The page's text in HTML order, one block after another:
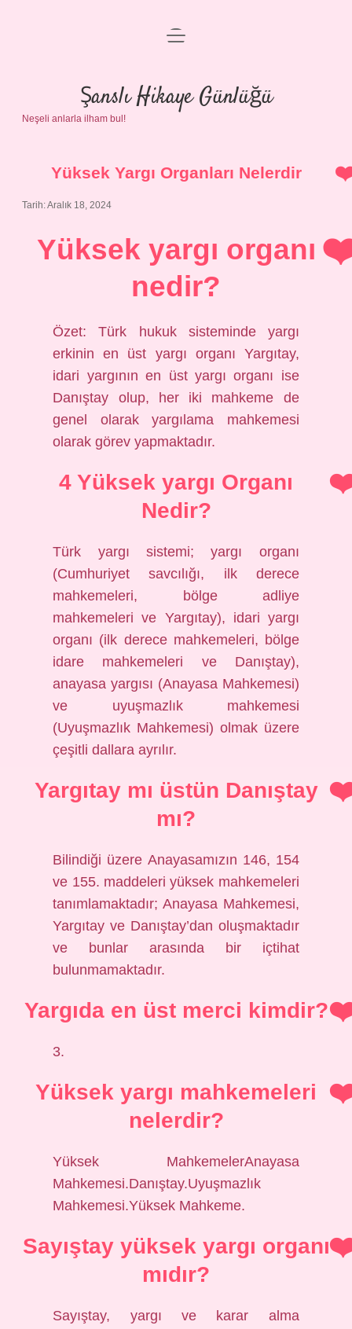
Anasayfa
Gizlilik Politikası
menüyü
Şanslı Hikaye Günlüğü
Neşeli anlarla ilham bul!
Yüksek Yargı Organları Nelerdir
Tarih: Aralık 18, 2024
Yüksek yargı organı
nedir?
Özet: Türk hukuk sisteminde yargı
erkinin en üst yargı organı Yargıtay,
idari yargının en üst yargı organı ise
Danıştay olup, her iki mahkeme de
genel olarak yargılama mahkemesi
olarak görev yapmaktadır.
4 Yüksek yargı Organı
Nedir?
Türk yargı sistemi; yargı organı
(Cumhuriyet savcılığı, ilk derece
mahkemeleri, bölge adliye
mahkemeleri ve Yargıtay), idari yargı
organı (ilk derece mahkemeleri, bölge
idare mahkemeleri ve Danıştay),
anayasa yargısı (Anayasa Mahkemesi)
ve uyuşmazlık mahkemesi
(Uyuşmazlık Mahkemesi) olmak üzere
çeşitli dallara ayrılır.
Yargıtay mı üstün Danıştay
mı?
Bilindiği üzere Anayasamızın 146, 154
ve 155. maddeleri yüksek mahkemeleri
tanımlamaktadır; Anayasa Mahkemesi,
Yargıtay ve Danıştay’dan oluşmaktadır
ve bunlar arasında bir içtihat
bulunmamaktadır.
Yargıda en üst merci kimdir?
3.
Yüksek yargı mahkemeleri
nelerdir?
Yüksek MahkemelerAnayasa
Mahkemesi.Danıştay.Uyuşmazlık
Mahkemesi.Yüksek Mahkeme.
Sayıştay yüksek yargı organı
mıdır?
Sayıştay, yargı ve karar alma